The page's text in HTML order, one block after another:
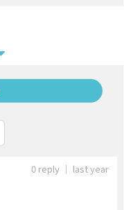
0 reply ｜ last year